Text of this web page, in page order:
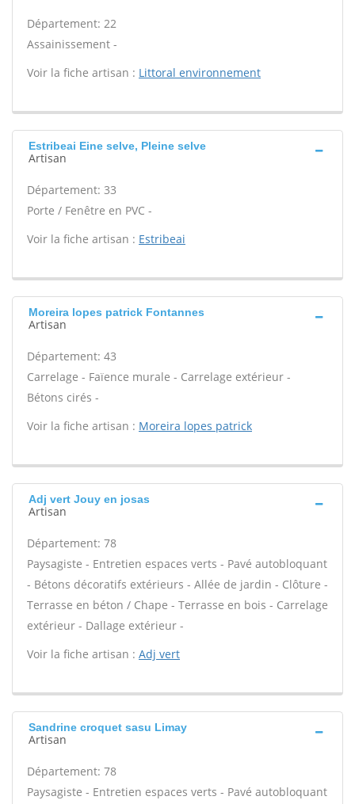
Département: 22
Assainissement -
Voir la fiche artisan : Littoral environnement
Estribeai Eine selve, Pleine selve
Artisan
Département: 33
Porte / Fenêtre en PVC -
Voir la fiche artisan : Estribeai
Moreira lopes patrick Fontannes
Artisan
Département: 43
Carrelage - Faïence murale - Carrelage extérieur -
Bétons cirés -
Voir la fiche artisan : Moreira lopes patrick
Adj vert Jouy en josas
Artisan
Département: 78
Paysagiste - Entretien espaces verts - Pavé autobloquant
- Bétons décoratifs extérieurs - Allée de jardin - Clôture -
Terrasse en béton / Chape - Terrasse en bois - Carrelage
extérieur - Dallage extérieur -
Voir la fiche artisan : Adj vert
Sandrine croquet sasu Limay
Artisan
Département: 78
Paysagiste - Entretien espaces verts - Pavé autobloquant